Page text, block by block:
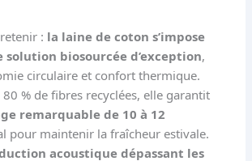
retenir : la laine de coton s’impose
solution biosourcée d’exception,
circulaire et confort thermique.
80 % de fibres recyclées, elle garantit
remarquable de 10 à 12
pour maintenir la fraîcheur estivale.
acoustique dépassant les